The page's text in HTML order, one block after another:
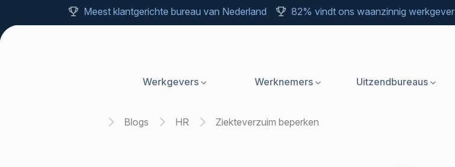
Meest klantgerichte bureau van Nederland 82% vindt ons waanzinnig werkgever
Werkgevers Werknemers Uitzendbureaus
Home Blogs HR Ziekteverzuim beperken